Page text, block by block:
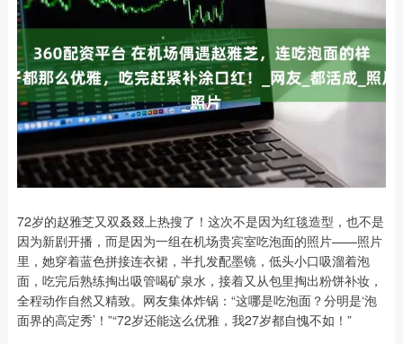
72岁的赵雅芝又双叒叕上热搜了！这次不是因为红毯造型，也不是
因为新剧开播，而是因为一组在机场贵宾室吃泡面的照片——照片
里，她穿着蓝色拼接连衣裙，半扎发配墨镜，低头小口吸溜着泡
面，吃完后熟练掏出吸管喝矿泉水，接着又从包里掏出粉饼补妆，
全程动作自然又精致。网友集体炸锅：“这哪是吃泡面？分明是‘泡
面界的高定秀’！”“72岁还能这么优雅，我27岁都自愧不如！”